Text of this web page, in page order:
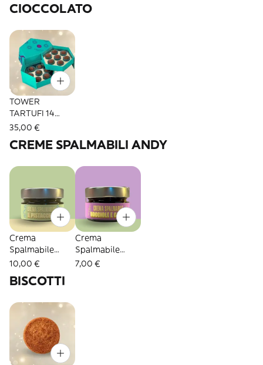
CIOCCOLATO
TOWER
TARTUFI 14
PEZZI
35,00 €
CREME SPALMABILI ANDY
Crema
Spalmabile
Pistacchio 100gr
10,00 €
Crema
Spalmabile
Nocciola e
7,00 €
BISCOTTI